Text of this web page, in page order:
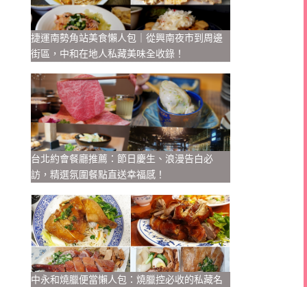
捷運南勢角站美食懶人包｜從興南夜市到周邊
街區，中和在地人私藏美味全收錄！
台北約會餐廳推薦：節日慶生、浪漫告白必
訪，精選氛圍餐點直送幸福感！
中永和燒臘便當懶人包：燒臘控必收的私藏名